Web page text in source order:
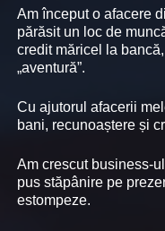
Am început o afacere
părăsit un loc de
credit măricel la
„aventură”.
Cu ajutorul afacerii
bani, recunoaștere și
Am crescut business-
pus stăpânire pe
estompeze.